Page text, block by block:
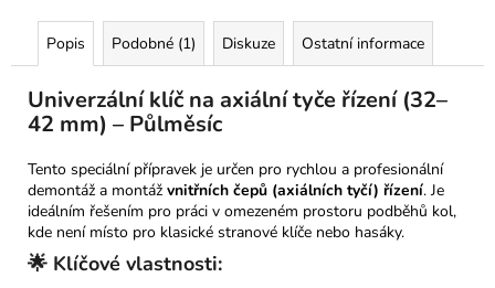
Popis Podobné (1) Diskuze Ostatní informace
Univerzální klíč na axiální tyče řízení (32–
42 mm) – Půlměsíc
Tento speciální přípravek je určen pro rychlou a profesionální
demontáž a montáž vnitřních čepů (axiálních tyčí) řízení. Je
ideálním řešením pro práci v omezeném prostoru podběhů kol,
kde není místo pro klasické stranové klíče nebo hasáky.
🌟 Klíčové vlastnosti: